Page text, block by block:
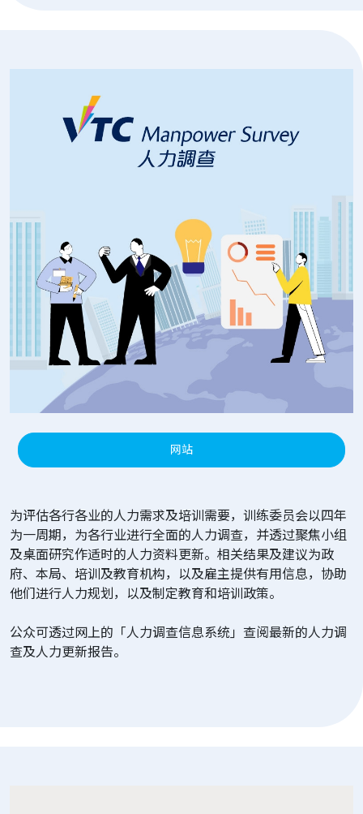
网站
为评估各行各业的人力需求及培训需要，训练委员会以四年
为一周期，为各行业进行全面的人力调查，并透过聚焦小组
及桌面研究作适时的人力资料更新。相关结果及建议为政
府、本局、培训及教育机构，以及雇主提供有用信息，协助
他们进行人力规划，以及制定教育和培训政策。
公众可透过网上的「人力调查信息系统」查阅最新的人力调
查及人力更新报告。